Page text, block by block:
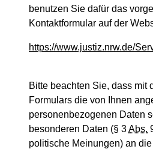
benutzen Sie dafür das
Kontaktformular auf der
https://www.justiz.nrw.de/
Bitte beachten Sie, dass mit
Formulars die von Ihnen
personenbezogenen Daten
besonderen Daten (§ 3Abs.
politische Meinungen) an